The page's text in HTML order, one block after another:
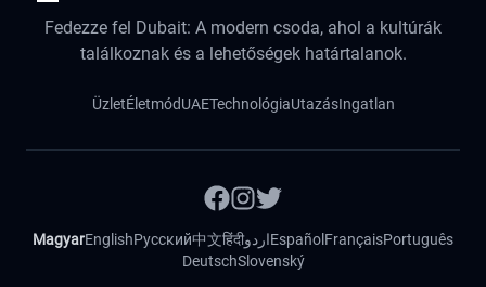
Fedezze fel Dubait: A modern csoda, ahol a kultúrák
találkoznak és a lehetőségek határtalanok.
ÜzletÉletmódUAETechnológiaUtazásIngatlan
MagyarEnglishРусский中文हिंदीاردوEspañol FrançaisPortuguês
DeutschSlovenský